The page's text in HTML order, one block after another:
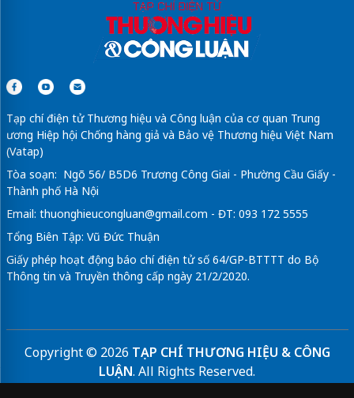
Tạp chí điện tử Thương hiệu và Công luận của cơ quan Trung
ương Hiệp hội Chống hàng giả và Bảo vệ Thương hiệu Việt Nam
(Vatap)
Tòa soạn: Ngõ 56/ B5D6 Trương Công Giai - Phường Cầu Giấy -
Thành phố Hà Nội
Email: thuonghieucongluan@gmail.com - ĐT: 093 172 5555
Tổng Biên Tập: Vũ Đức Thuận
Giấy phép hoạt động báo chí điện tử số 64/GP-BTTTT do Bộ
Thông tin và Truyền thông cấp ngày 21/2/2020.
Copyright © 2026 TẠP CHÍ THƯƠNG HIỆU & CÔNG
LUẬN. All Rights Reserved.